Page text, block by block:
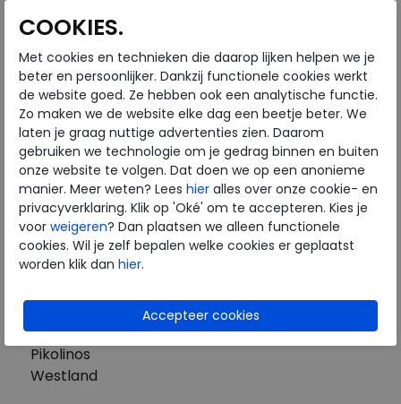
Gabor
Piedi Nudi
Pikolinos
Solidus
Think
Waldlaufer
Westland
Wolky
Herenschoenen
Australian
Birkenstock
Clarks
Mephisto
Pikolinos
Westland
COOKIES.
Met cookies en technieken die daarop lijken helpen we je
beter en persoonlijker. Dankzij functionele cookies werkt
de website goed. Ze hebben ook een analytische functie.
Zo maken we de website elke dag een beetje beter. We
laten je graag nuttige advertenties zien. Daarom
gebruiken we technologie om je gedrag binnen en buiten
onze website te volgen. Dat doen we op een anonieme
manier. Meer weten? Lees hier alles over onze cookie- en
privacyverklaring. Klik op 'Oké' om te accepteren. Kies je
voor weigeren? Dan plaatsen we alleen functionele
cookies. Wil je zelf bepalen welke cookies er geplaatst
worden klik dan hier.